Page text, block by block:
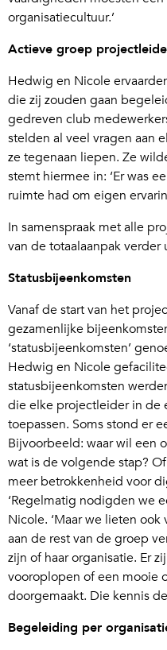
organisatiecultuur.’
Actieve groep
Hedwig en Nicole
die zij zouden gaan
gedreven club
stelden al veel vragen aan
ze tegenaan liepen. Ze
stemt hiermee in: ‘Er was
ruimte had om eigen
In samenspraak met alle
van de totaalaanpak verder
Statusbijeenkomsten
Vanaf de start van het
gezamenlijke
‘statusbijeenkomsten’
Hedwig en Nicole
statusbijeenkomsten
die elke projectleider in de
toepassen. Soms stond er
Bijvoorbeeld: waar wil een
wat is de volgende stap?
meer betrokkenheid voor
‘Regelmatig nodigden we
Nicole. ‘Maar we lieten
aan de rest van de groep
zijn of haar organisatie. Er
vooroplopen of een mooie
doorgemaakt. Die kennis
Begeleiding per